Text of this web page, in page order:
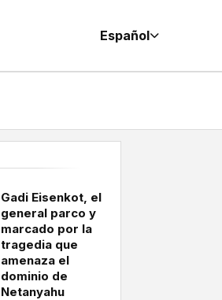
Español
Gadi Eisenkot, el
general parco y
marcado por la
tragedia que
amenaza el
dominio de
Netanyahu